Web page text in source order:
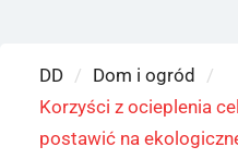
DD
Dom i ogród
Korzyści z ocieplenia
postawić na